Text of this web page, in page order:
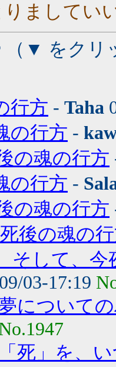
りましてい
（▼ をクリ
行方 - Taha
の行方 -
の魂の行方
の行方 -
の魂の行方
後の魂の
して、今
03-17:19
について
「死」を、